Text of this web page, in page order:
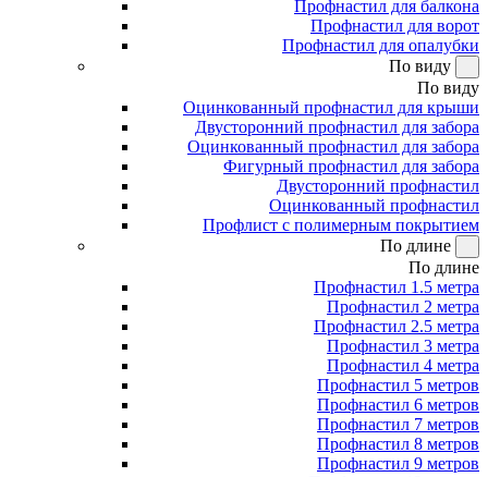
Профнастил для балкона
Профнастил для ворот
Профнастил для опалубки
По виду
По виду
Оцинкованный профнастил для крыши
Двусторонний профнастил для забора
Оцинкованный профнастил для забора
Фигурный профнастил для забора
Двусторонний профнастил
Оцинкованный профнастил
Профлист с полимерным покрытием
По длине
По длине
Профнастил 1.5 метра
Профнастил 2 метра
Профнастил 2.5 метра
Профнастил 3 метра
Профнастил 4 метра
Профнастил 5 метров
Профнастил 6 метров
Профнастил 7 метров
Профнастил 8 метров
Профнастил 9 метров